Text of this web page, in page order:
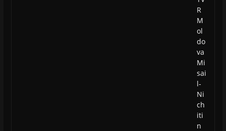
R
M
ol
do
va
Mi
sai
l-
Ni
ch
iti
n